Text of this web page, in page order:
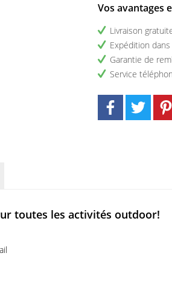
Vos avantages
Livraison
Expédition
Garantie de
Service
toutes les activités outdoor!